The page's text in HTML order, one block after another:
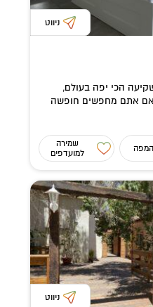
ניווט
הכי יפה בעולם,
אם אתם מחפשים חופשה
שמירה
למועדפים
ניווט